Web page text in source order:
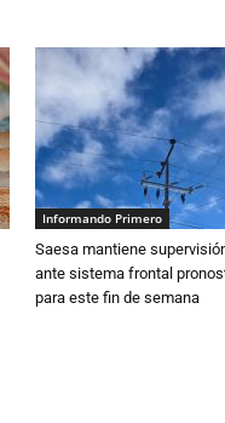
Informando Primero
Saesa mantiene
ante sistema frontal
para este fin de semana